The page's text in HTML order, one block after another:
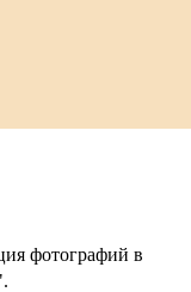
фотографий в